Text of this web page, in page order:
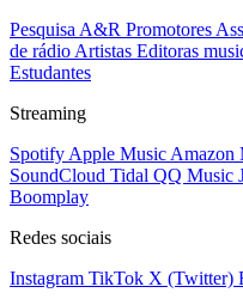
Pesquisa A&R Promotores
de rádio Artistas Editoras
Estudantes
Streaming
Spotify Apple Music Amazon
SoundCloud Tidal QQ Music
Boomplay
Redes sociais
Instagram TikTok X (Twitter)